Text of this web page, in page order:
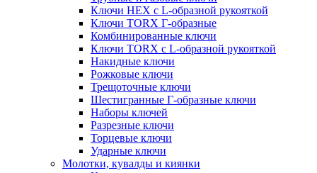
Ключи HEX с L-образной рукояткой
Ключи TORX Г-образные
Комбинированные ключи
Ключи TORX с L-образной рукояткой
Накидные ключи
Рожковые ключи
Трещоточные ключи
Шестигранные Г-образные ключи
Наборы ключей
Разрезные ключи
Торцевые ключи
Ударные ключи
Молотки, кувалды и киянки